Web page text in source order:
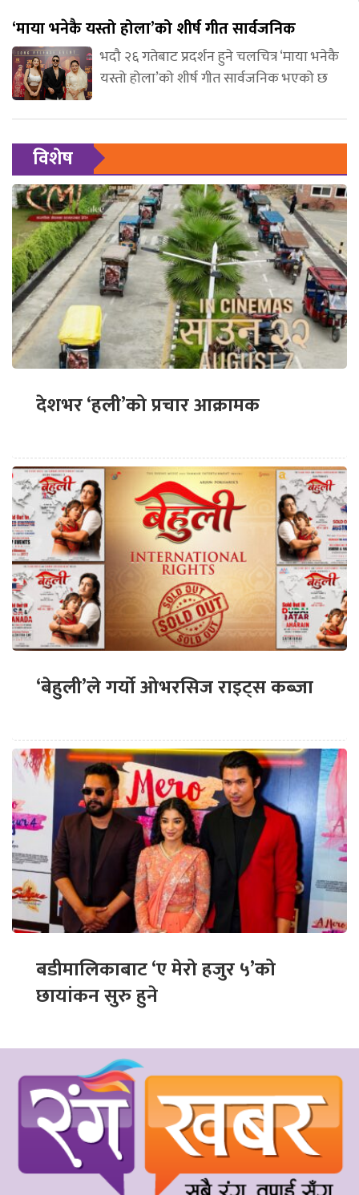
‘माया भनेकै यस्तो होला’को शीर्ष गीत सार्वजनिक
भदौ २६ गतेबाट प्रदर्शन हुने चलचित्र ‘माया भनेकै
यस्तो होला’को शीर्ष गीत सार्वजनिक भएको छ
विशेष
देशभर ‘हली’को प्रचार आक्रामक
‘बेहुली’ले गर्यो ओभरसिज राइट्स कब्जा
बडीमालिकाबाट ‘ए मेरो हजुर ५’को
छायांकन सुरु हुने